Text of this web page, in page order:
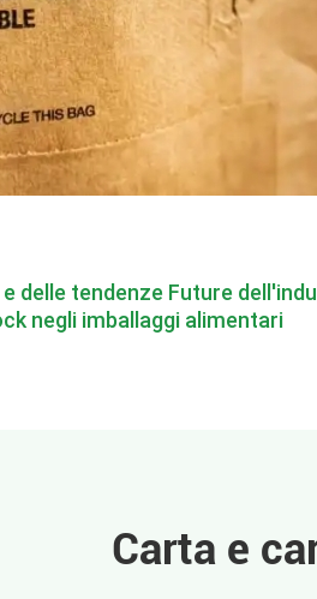
delle tendenze Future
negli imballaggi alimentari
Carta e